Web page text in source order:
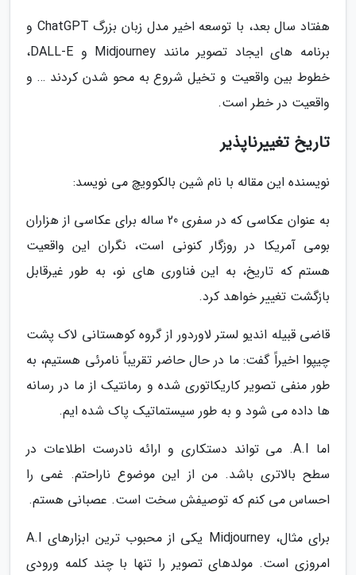
هفتاد سال بعد، با توسعه اخیر مدل زبان بزرگ ChatGPT و
برنامه های ایجاد تصویر مانند Midjourney و DALL-E،
خطوط بین واقعیت و تخیل شروع به محو شدن کردند … و
واقعیت در خطر است.
تاریخ تغییرناپذیر
نویسنده این مقاله با نام شین بالکوویچ می نویسد:
به عنوان عکاسی که در سفری 20 ساله برای عکاسی از هزاران
بومی آمریکا در روزگار کنونی است، نگران این واقعیت
هستم که تاریخ، به این فناوری های نو، به طور غیرقابل
بازگشت تغییر خواهد کرد.
قاضی قبیله اندیو لستر لاوردور از گروه کوهستانی لاک پشت
چیپوا اخیراً گفت: ما در حال حاضر تقریباً نامرئی هستیم، به
طور منفی تصویر کاریکاتوری شده و رمانتیک از ما در رسانه
ها داده می شود و به طور سیستماتیک پاک شده ایم.
اما A.I. می تواند دستکاری و ارائه نادرست اطلاعات در
سطح بالاتری باشد. من از این موضوع ناراحتم. غمی را
احساس می کنم که توصیفش سخت است. عصبانی هستم.
برای مثال، Midjourney یکی از محبوب ترین ابزارهای A.I
امروزی است. مولدهای تصویر را تنها با چند کلمه ورودی